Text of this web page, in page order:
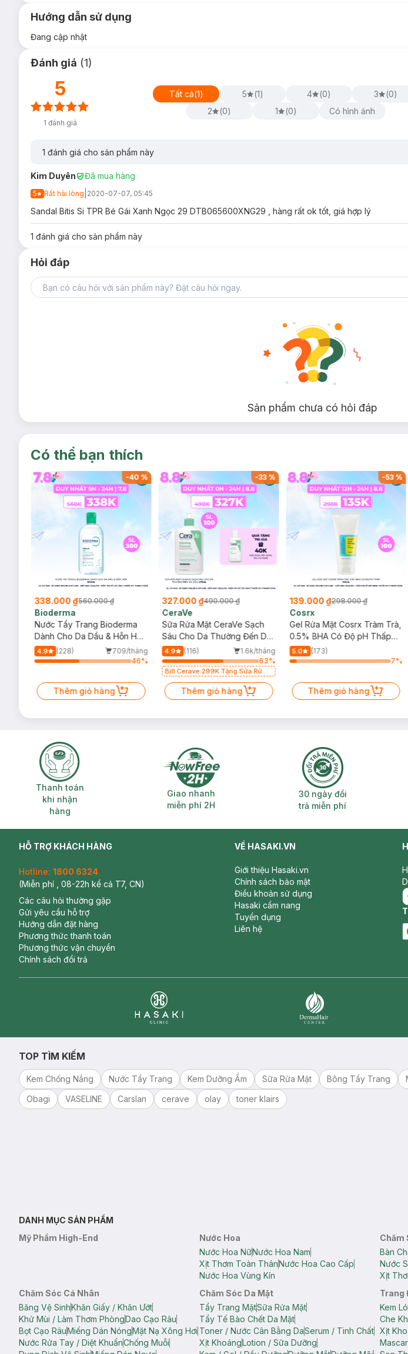
Hướng dẫn sử dụng
Đang cập nhật
Đánh giá (1)
5
1 đánh giá
Tất cả(1) 5 (1) 4 (0) 3 (0)
2
(0) 1 (0) Có hình ảnh
1 đánh giá cho sản phẩm này
Kim Duyên Đã mua hàng
5 Rất hài lòng 2020-07-07, 05:45
Sandal Bitis Si TPR Bé Gái Xanh Ngọc 29 DTB065600XNG29 , hàng rất ok tốt, giá hợp lý
1 đánh giá cho sản phẩm này
Hỏi đáp
Sản phẩm chưa có hỏi đáp
Có thể bạn thích
-40 %
338.000 ₫560.000 ₫
Bioderma
Nước Tẩy Trang Bioderma
Dành Cho Da Dầu & Hỗn Hợp
500ml
4.9 (228)
709/tháng
46%
Thêm giỏ hàng
-33%
327.000 ₫490.000 ₫
CeraVe
Sữa Rửa Mặt CeraVe Sạch
Sâu Cho Da Thường Đến Da
Dầu 473ml
4.9 (116)
1.6k/tháng
63%
Bill Cerave 299K Tặng Sữa Rửa
Thêm giỏ hàng
-53%
139.000 ₫298.000 ₫
Cosrx
Gel Rửa Mặt Cosrx Tràm Trà,
0.5% BHA Có Độ pH Thấp
150ml
5.0
(173)
7%
Thêm giỏ hàng
Thanh toán khi nhận hàng
Thanh toán
khi nhận
hàng
Giao nhanh miễn phí 2H
Giao nhanh
miễn phí 2H
30 ngày đổi trả
30 ngày đổi
trả miễn phí
HỖ TRỢ KHÁCH HÀNG
Hotline: 1800 6324
(Miễn phí , 08-22h kể cả T7, CN)
Các câu hỏi thường gặp
Gửi yêu cầu hỗ trợ
Hướng dẫn đặt hàng
Phương thức thanh toán
Phương thức vận chuyển
Chính sách đổi trả
VỀ HASAKI.VN
Giới thiệu Hasaki.vn
Chính sách bảo mật
Điều khoản sử dụng
Hasaki cẩm nang
Tuyển dụng
Liên hệ
TOP TÌM KIẾM
Kem Chống Nắng Nước Tẩy Trang Kem Dưỡng Ẩm Sữa Rửa Mặt Bông Tẩy Trang
Obagi
VASELINE Carslan cerave olay toner klairs
DANH MỤC SẢN PHẨM
Mỹ Phẩm High-End
Nước Hoa
Nước Hoa NữNước Hoa Nam
Xịt Thơm Toàn ThânNước Hoa Cao Cấp
Nước Hoa Vùng Kín
Chăm
Bàn
Nước
Xịt
Chăm Sóc Cá Nhân
Băng Vệ SinhKhăn Giấy / Khăn Ướt
Khử Mùi / Làm Thơm PhòngDao Cạo Râu
Bọt Cạo RâuMiếng Dán NóngMặt Nạ Xông Hơi
Nước Rửa Tay / Diệt KhuẩnChống Muỗi
Chăm Sóc Da Mặt
Tẩy Trang MặtSữa Rửa Mặt
Tẩy Tế Bào Chết Da Mặt
Toner / Nước Cân Bằng DaSerum / Tinh Chất
Xịt KhoángLotion / Sữa Dưỡng
Trang
Kem
Che
Xịt